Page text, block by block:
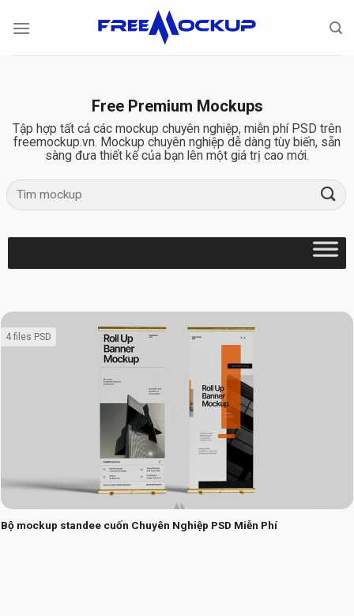
Free Premium Mockups
Tập hợp tất cả các mockup chuyên nghiệp, miễn phí PSD trên
freemockup.vn. Mockup chuyên nghiệp dễ dàng tùy biến, sẵn
sàng đưa thiết kế của bạn lên một giá trị cao mới.
Bộ mockup standee cuốn Chuyên Nghiệp PSD Miễn Phí
4 files PSD